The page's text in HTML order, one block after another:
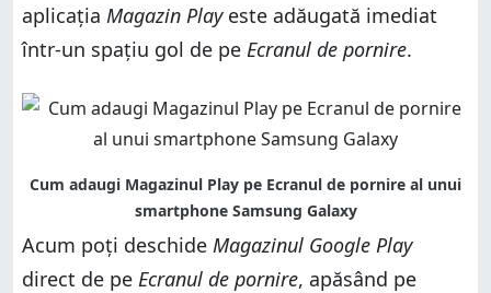
aplicația Magazin Playeste adăugată imediat
într-un spațiu gol de pe Ecranul de pornire.
Acum poți deschide Magazinul Google Play
direct de pe Ecranul de pornire, apăsând pe